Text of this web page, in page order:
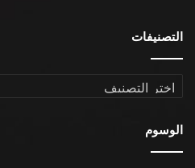
التصنيفات
التصنيفات
الوسوم